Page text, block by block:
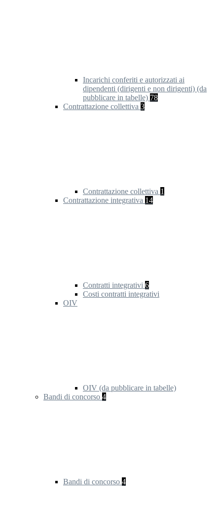
Incarichi conferiti e autorizzati ai
dipendenti (dirigenti e non dirigenti) (da
pubblicare in tabelle) 78
Contrattazione collettiva 3
Contrattazione collettiva 1
Contrattazione integrativa 14
Contratti integrativi 6
Costi contratti integrativi
OIV
OIV (da pubblicare in tabelle)
Bandi di concorso 4
Bandi di concorso 4